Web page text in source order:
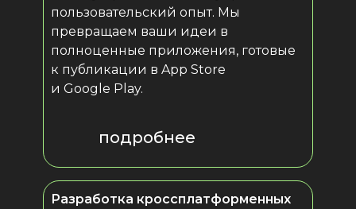
Разработка кроссплатформенных
пользовательский опыт. Мы
превращаем ваши идеи в
полноценные приложения, готовые
к публикации в App Store
и Google Play.
подробнее